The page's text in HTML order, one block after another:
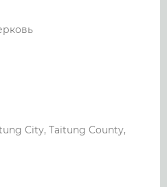
City, Taitung County,